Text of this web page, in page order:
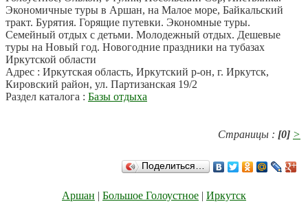
Экономичные туры в Аршан, на Малое море, Байкальский
тракт. Бурятия. Горящие путевки. Экономные туры.
Семейный отдых с детьми. Молодежный отдых. Дешевые
туры на Новый год. Новогодние праздники на тубазах
Иркутской области
Адрес : Иркутская область, Иркутский р-он, г. Иркутск,
Кировский район, ул. Партизанская 19/2
Раздел каталога : Базы отдыха
Страницы : [0] >
Поделиться…
Аршан | Большое Голоустное | Иркутск